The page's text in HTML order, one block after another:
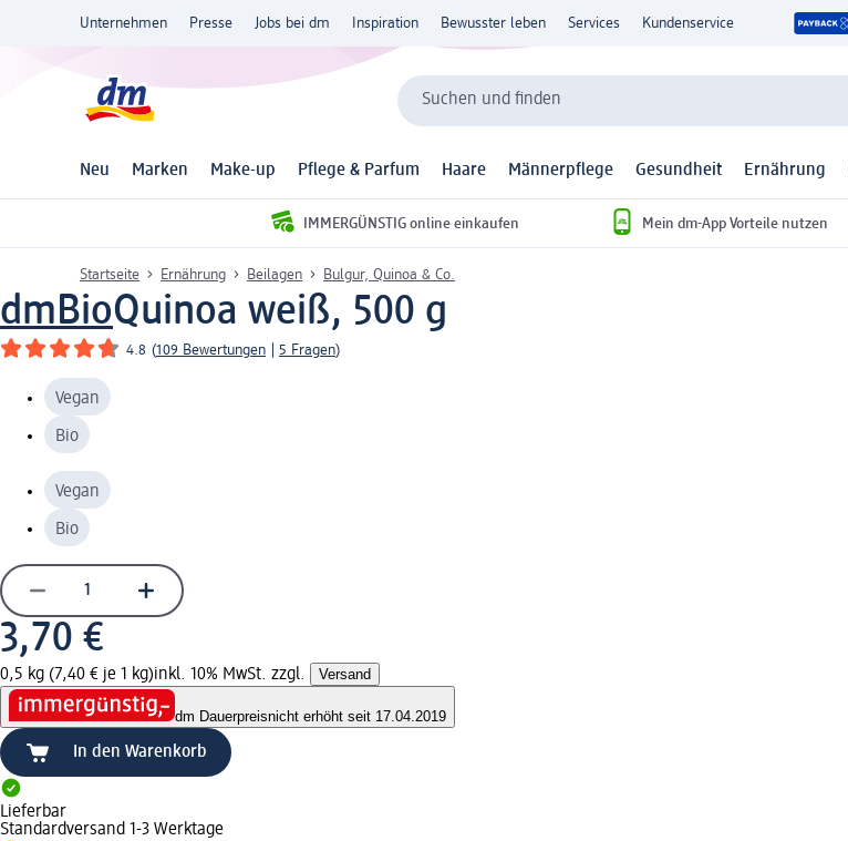
Unternehmen Presse Jobs bei dm Inspiration Bewusster leben Services Kundenservice
Suchen und finden
Neu Marken Make-up Pflege & Parfum Haare Männerpflege Gesundheit Ernährung
IMMERGÜNSTIG online einkaufen Mein dm-App Vorteile nutzen
Startseite Ernährung Beilagen Bulgur, Quinoa & Co.
dmBioQuinoa weiß, 500 g
4.8 (109 Bewertungen 5 Fragen)
Vegan
Bio
Vegan
Bio
3,70 €
0,5 kg (7,40 € je 1 kg)inkl. 10% MwSt. zzgl. Versand
dm Dauerpreisnicht erhöht seit 17.04.2019
In den Warenkorb
Lieferbar
Standardversand 1-3 Werktage